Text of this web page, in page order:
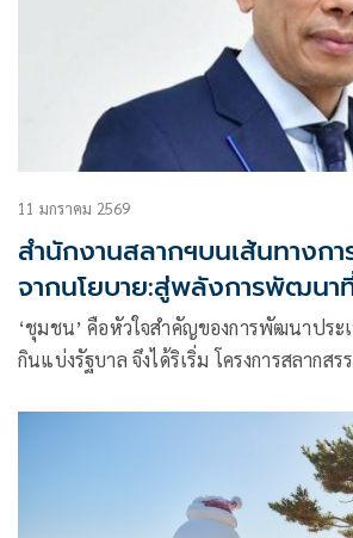
11 มกราคม 2569
สำนักงานสลากฯบนเส้นทางก
จากนโยบาย:สู่พลังการพัฒน
เคลื่อนคุณค่าสังคมและชุมชน
‘ชุมชน’ คือหัวใจสำคัญของการพัฒนาประ
กินแบ่งรัฐบาล จึงได้ริเริ่ม โครงการสลากส
สร้างคุณภาพชีวิตที่ดี และวางรากฐานความ
อย่างยั่งยืน เพราะโครงการมุ่งเน้นการพัฒ
ผ่านการมีส่วนร่วม การเรียนรู้ร่วมกัน และ
ถิ่นอย่างสร้างสรรค์ เพื่อให้สมาชิกในชุมช